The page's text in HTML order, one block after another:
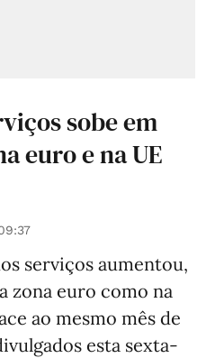
sobe em
euro e na UE
serviços aumentou,
zona euro como na
ao mesmo mês de
esta sexta-